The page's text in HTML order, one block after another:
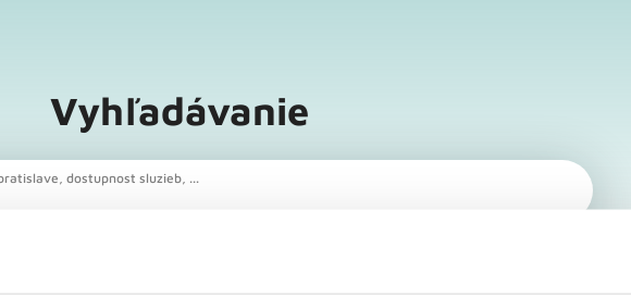
Vyhľadávanie
dostupnost sluzieb, ...